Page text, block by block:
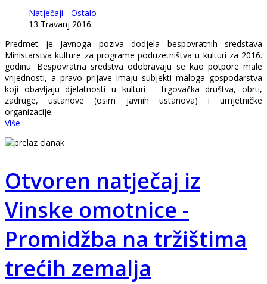
Natječaji - Ostalo
13 Travanj 2016
Predmet je Javnoga poziva dodjela bespovratnih sredstava
Ministarstva kulture za programe poduzetništva u kulturi za 2016.
godinu. Bespovratna sredstva odobravaju se kao potpore male
vrijednosti, a pravo prijave imaju subjekti maloga gospodarstva
koji obavljaju djelatnosti u kulturi – trgovačka društva, obrti,
zadruge, ustanove (osim javnih ustanova) i umjetničke
organizacije.
Više
Otvoren natječaj iz
Vinske omotnice -
Promidžba na tržištima
trećih zemalja